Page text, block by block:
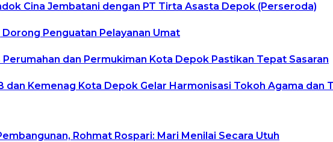
Cina Jembatani dengan PT Tirta Asasta Depok (Perseroda)
Penguatan Pelayanan Umat
dan Permukiman Kota Depok Pastikan Tepat Sasaran
dan Kemenag Kota Depok Gelar Harmonisasi Tokoh Agama dan
Rohmat Rospari: Mari Menilai Secara Utuh